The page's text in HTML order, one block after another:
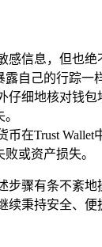
感信息，但也
自己的行踪一
仔细地核对钱
币在Trust
或资产损失。
步骤有条不紊
续秉持安全、